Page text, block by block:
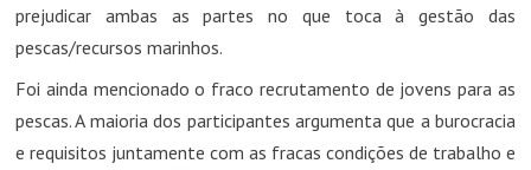
prejudicar ambas as partes no que toca à gestão das
pescas/recursos marinhos.
Foi ainda mencionado o fraco recrutamento de jovens para as
pescas. A maioria dos participantes argumenta que a burocracia
e requisitos juntamente com as fracas condições de trabalho e